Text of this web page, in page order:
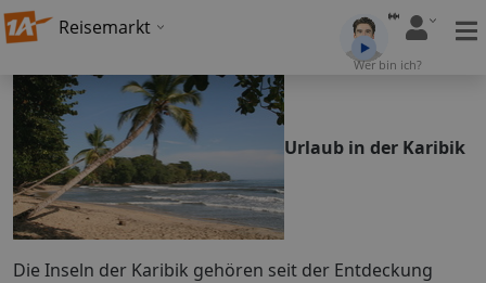
Reisemarkt
Wer bin ich?
Urlaub in der Karibik
Die Inseln der Karibik gehören seit der Entdeckung